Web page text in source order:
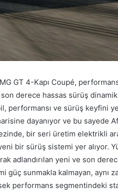
GT 4-Kapı Coupé,
derece hassas sürüş
performansı ve sürüş keyfini
dayanıyor ve bu sayede
bir seri üretim elektrikli
bir sürüş sistemi yer alıyor.
adlandırılan yeni ve son
güç sunmakla kalmayan,
performans segmentindeki